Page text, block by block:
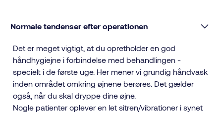
Normale tendenser efter operationen
Det er meget vigtigt, at du opretholder en god
håndhygiejne i forbindelse med behandlingen -
specielt i de første uge. Her mener vi grundig håndvask
inden området omkring øjnene berøres. Det gælder
også, når du skal dryppe dine øjne.
Nogle patienter oplever en let sitren/vibrationer i synet